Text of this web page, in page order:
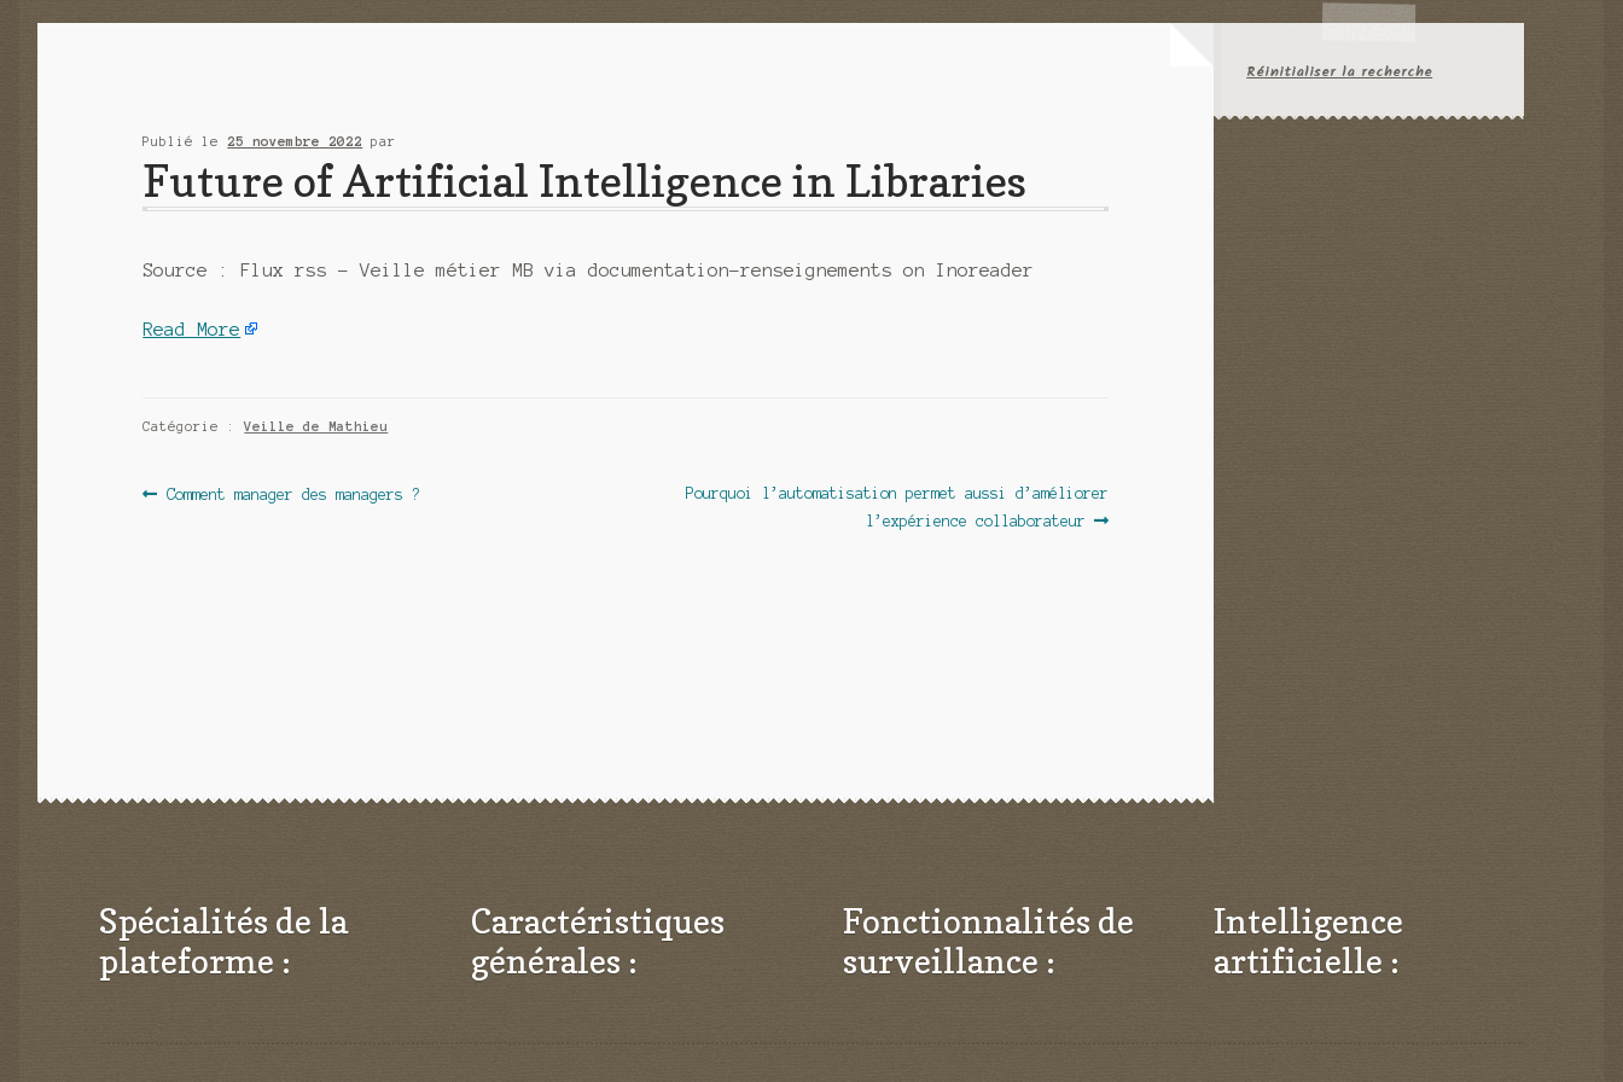
Publié le 25 novembre 2022 par
Future of Artificial Intelligence in Libraries
Source : Flux rss – Veille métier MB via documentation-renseignements on Inoreader
Read More
Catégorie :Veille de Mathieu
Navigation
Article
Comment manager des managers ?
Article
Pourquoi l’automatisation permet aussi d’améliorer
l’expérience collaborateur
Réinitialiser la recherche
Spécialités de la
plateforme :
Caractéristiques
générales :
Fonctionnalités de
surveillance :
Intelligence
artificielle :